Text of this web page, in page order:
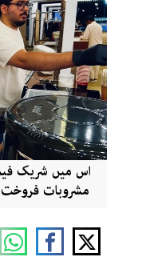
اس میں شریک
مشروبات